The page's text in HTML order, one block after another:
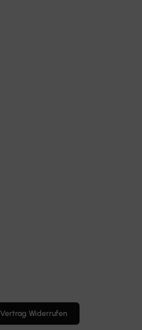
Vertrag Widerrufen